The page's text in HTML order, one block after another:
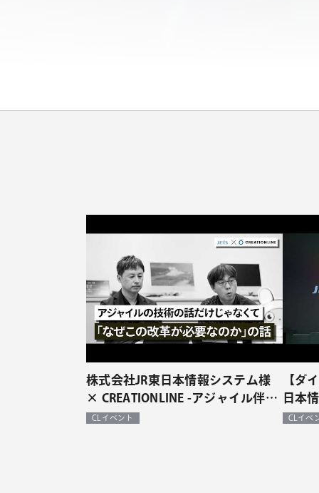
株式会社JR東日本情報システム様
× CREATIONLINE -アジャイル伴走
型支援事例（対談）
CLイベント
【ダ
日本
CLイベ